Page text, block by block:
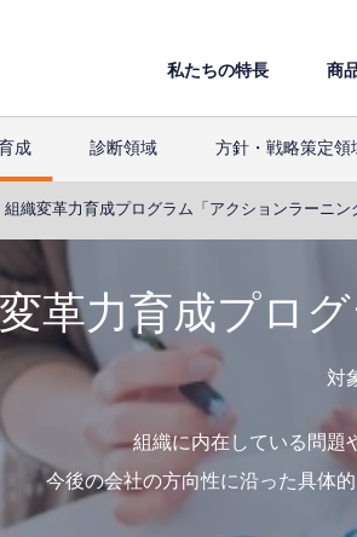
私たちの特⻑ 商
成 診断領域 ⽅針・戦略策定領
組織変革力育成プログラム「アクションラーニン
革力育成プロ
対
組織に内在している問題
今後の会社の方向性に沿った具体